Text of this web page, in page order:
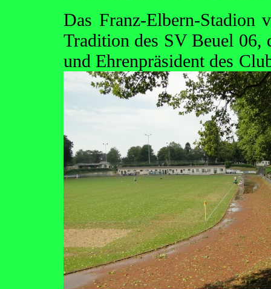
Das Franz-Elbern-Stadion
Tradition des SV Beuel 06,
und Ehrenpräsident des